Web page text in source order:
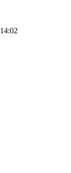
14:02